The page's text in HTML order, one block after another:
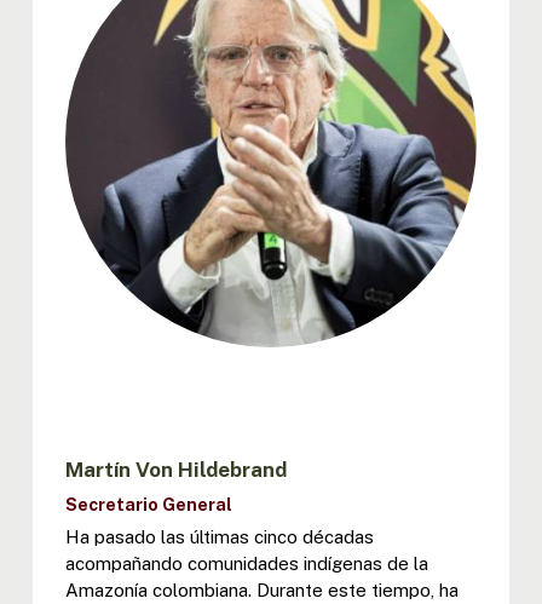
Martín Von Hildebrand
Secretario General
Ha pasado las últimas cinco décadas
acompañando comunidades indígenas de la
Amazonía colombiana. Durante este tiempo, ha